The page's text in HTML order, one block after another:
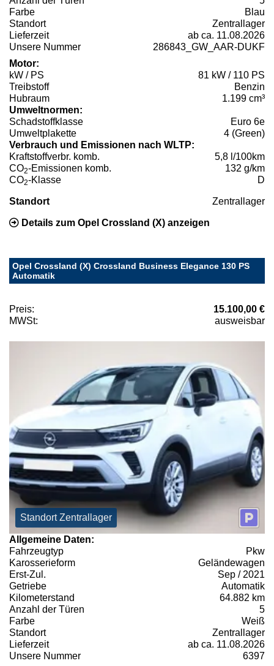
Farbe
Blau
Standort
Zentrallager
Lieferzeit
ab ca. 11.08.2026
Unsere Nummer
286843_GW_AAR-DUKF
Motor:
kW / PS
81 kW / 110 PS
Treibstoff
Benzin
Hubraum
1.199 cm³
Umweltnormen:
Schadstoffklasse
Euro 6e
Umweltplakette
4 (Green)
Verbrauch und Emissionen nach WLTP:
Kraftstoffverbr. komb.
5,8 l/100km
CO2-Emissionen komb.
132 g/km
CO2-Klasse D
Standort Zentrallager
Details zum Opel Crossland (X) anzeigen
Opel Crossland (X) Crossland Business Elegance 130 PS
Automatik
Preis:
15.100,00 €
MWSt:
ausweisbar
Standort Zentrallager
Allgemeine Daten:
Fahrzeugtyp
Pkw
Karosserieform
Geländewagen
Erst-Zul.
Sep / 2021
Getriebe
Automatik
Kilometerstand
64.882 km
Anzahl der Türen
5
Farbe
Weiß
Standort
Zentrallager
Lieferzeit
ab ca. 11.08.2026
Unsere Nummer
6397